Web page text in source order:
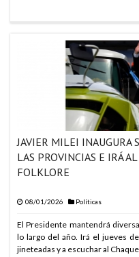
JAVIER MILEI INAUGURA
LAS PROVINCIAS E IRÁ
FOLKLORE
08/01/2026 Políticas
El Presidente mantendrá
lo largo del año. Irá el jueves
jineteadas y a escuchar al